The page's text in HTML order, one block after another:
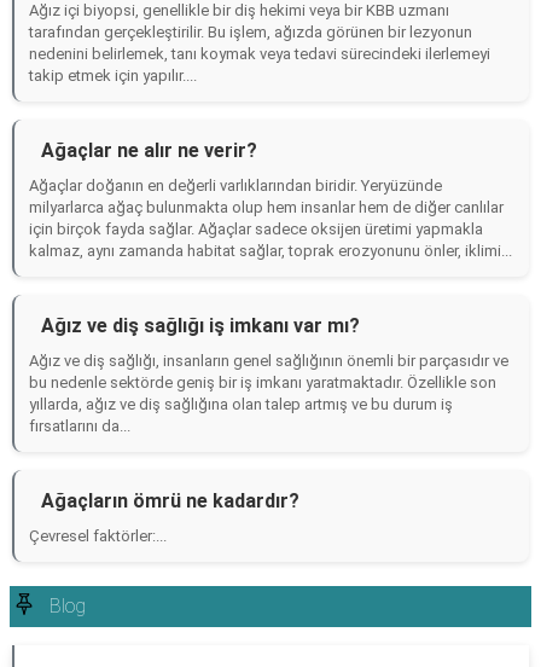
Ağız içi biyopsi, genellikle bir diş hekimi veya bir KBB uzmanı
tarafından gerçekleştirilir. Bu işlem, ağızda görünen bir lezyonun
nedenini belirlemek, tanı koymak veya tedavi sürecindeki ilerlemeyi
takip etmek için yapılır....
Ağaçlar ne alır ne verir?
Ağaçlar doğanın en değerli varlıklarından biridir. Yeryüzünde
milyarlarca ağaç bulunmakta olup hem insanlar hem de diğer canlılar
için birçok fayda sağlar. Ağaçlar sadece oksijen üretimi yapmakla
kalmaz, aynı zamanda habitat sağlar, toprak erozyonunu önler, iklimi...
Ağız ve diş sağlığı iş imkanı var mı?
Ağız ve diş sağlığı, insanların genel sağlığının önemli bir parçasıdır ve
bu nedenle sektörde geniş bir iş imkanı yaratmaktadır. Özellikle son
yıllarda, ağız ve diş sağlığına olan talep artmış ve bu durum iş
fırsatlarını da...
Ağaçların ömrü ne kadardır?
Çevresel faktörler:...
Blog